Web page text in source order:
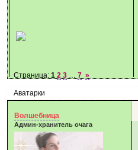
Аватарки
Страница:1 2 3 … 7 »
Волшебница
Админ-хранитель очага